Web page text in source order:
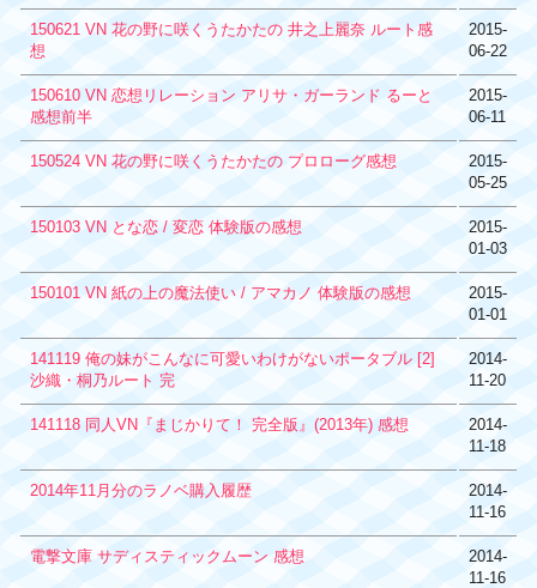
150621 VN 花の野に咲くうたかたの 井之上麗奈 ルート感
想
2015-
06-22
150610 VN 恋想リレーション アリサ・ガーランド るーと
感想前半
2015-
06-11
150524 VN 花の野に咲くうたかたの プロローグ感想
2015-
05-25
150103 VN とな恋 / 変恋 体験版の感想
2015-
01-03
150101 VN 紙の上の魔法使い / アマカノ 体験版の感想
2015-
01-01
141119 俺の妹がこんなに可愛いわけがないポータブル [2]
沙織・桐乃ルート 完
2014-
11-20
141118 同人VN『まじかりて！ 完全版』(2013年) 感想
2014-
11-18
2014年11月分のラノベ購入履歴
2014-
11-16
電撃文庫 サディスティックムーン 感想
2014-
11-16